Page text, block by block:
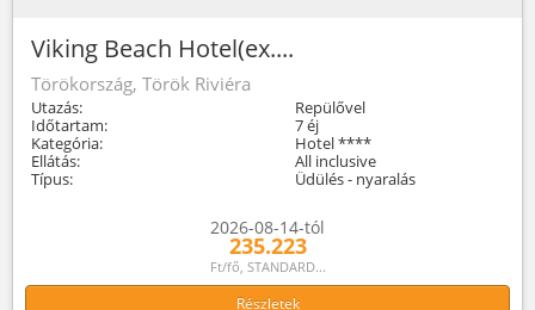
Viking Beach Hotel(ex....
Törökország, Török Riviéra
Utazás:
Repülővel
Időtartam:
7 éj
Kategória:
Hotel ****
Ellátás:
All inclusive
Típus:
Üdülés - nyaralás
2026-08-14-tól
235.223
Ft/fő, STANDARD...
Részletek